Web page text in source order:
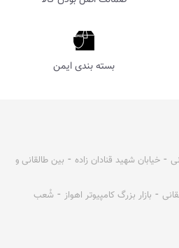
بسته بندی ایمن
⁃ خیابان شهید قنادان زاده ⁃ بین طالقانی و
⁃ بازار بزرگ کامپیوتر اهواز ⁃ شُعب